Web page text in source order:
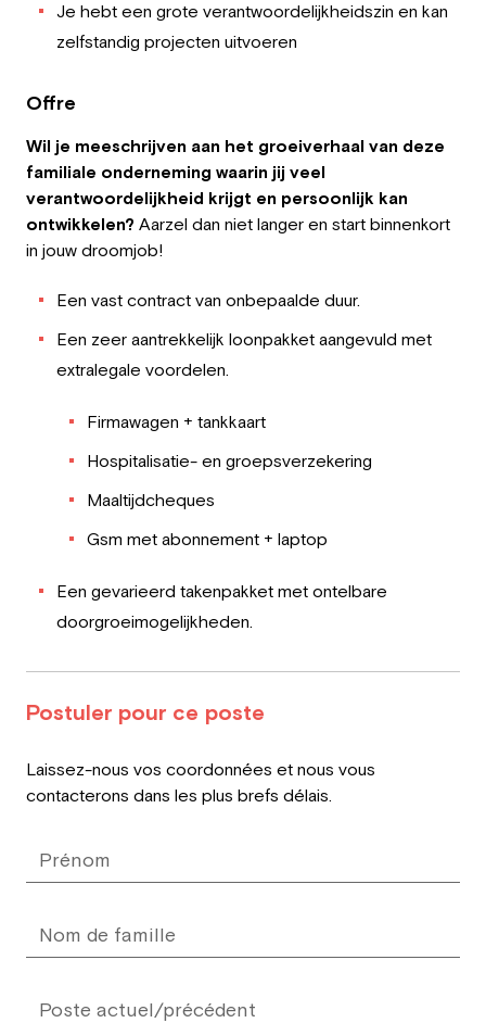
Je hebt een grote verantwoordelijkheidszin en kan
zelfstandig projecten uitvoeren
Offre
Wil je meeschrijven aan het groeiverhaal van deze
familiale onderneming waarin jij veel
verantwoordelijkheid krijgt en persoonlijk kan
ontwikkelen? Aarzel dan niet langer en start binnenkort
in jouw droomjob!
Een vast contract van onbepaalde duur.
Een zeer aantrekkelijk loonpakket aangevuld met
extralegale voordelen.
Firmawagen + tankkaart
Hospitalisatie- en groepsverzekering
Maaltijdcheques
Gsm met abonnement + laptop
Een gevarieerd takenpakket met ontelbare
doorgroeimogelijkheden.
Postuler pour ce poste
Laissez-nous vos coordonnées et nous vous
contacterons dans les plus brefs délais.